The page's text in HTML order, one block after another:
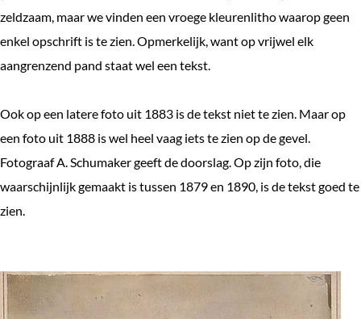
zeldzaam, maar we vinden een vroege kleurenlitho waarop geen
enkel opschrift is te zien. Opmerkelijk, want op vrijwel elk
aangrenzend pand staat wel een tekst.
Ook op een latere foto uit 1883 is de tekst niet te zien. Maar op
een foto uit 1888 is wel heel vaag iets te zien op de gevel.
Fotograaf A. Schumaker geeft de doorslag. Op zijn foto, die
waarschijnlijk gemaakt is tussen 1879 en 1890, is de tekst goed te
zien.